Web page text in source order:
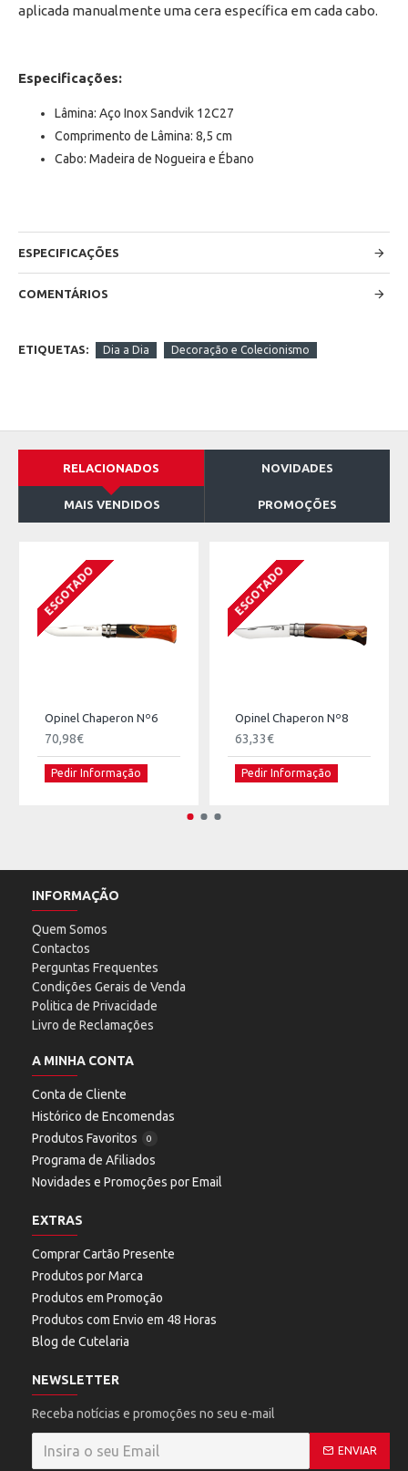
aplicada manualmente uma cera específica em cada cabo.
Especificações:
Lâmina: Aço InoxSandvik 12C27
Comprimento de Lâmina: 8,5 cm
Cabo: Madeira de Nogueira e Ébano
ESPECIFICAÇÕES
COMENTÁRIOS
ETIQUETAS: Dia a Dia Decoração e Colecionismo
RELACIONADOS NOVIDADES
MAIS VENDIDOS PROMOÇÕES
ESGOTADO
Opinel Chaperon Nº6
70,98€
Pedir Informação
ESGOTADO
Opinel Chaperon Nº8
63,33€
Pedir Informação
INFORMAÇÃO
Quem Somos
Contactos
Perguntas Frequentes
Condições Gerais de Venda
Politica de Privacidade
Livro de Reclamações
A MINHA CONTA
Conta de Cliente
Histórico de Encomendas
Produtos Favoritos
0
Programa de Afiliados
Novidades e Promoções por Email
EXTRAS
Comprar Cartão Presente
Produtos por Marca
Produtos em Promoção
Produtos com Envio em 48 Horas
Blog de Cutelaria
NEWSLETTER
Receba notícias e promoções no seu e-mail
ENVIAR